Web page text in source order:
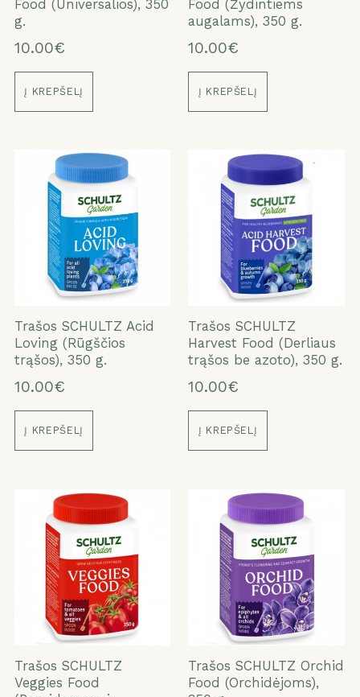
ATŠAUKTI TAIP
Food (Universalios), 350
g.
10.00€
Į KREPŠELĮ
Food (Žydintiems
augalams), 350 g.
10.00€
Į KREPŠELĮ
Trašos SCHULTZ Acid
Loving (Rūgščios
trąšos), 350 g.
10.00€
Į KREPŠELĮ
Trašos SCHULTZ
Harvest Food (Derliaus
trąšos be azoto), 350 g.
10.00€
Į KREPŠELĮ
Trašos SCHULTZ
Veggies Food
Trašos SCHULTZ Orchid
Food (Orchidėjoms),